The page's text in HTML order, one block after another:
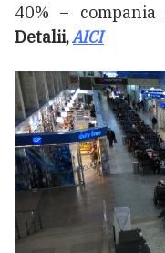
40% –
Detalii,AICI